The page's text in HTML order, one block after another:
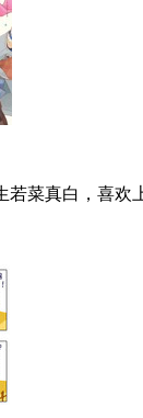
若菜真白，喜欢